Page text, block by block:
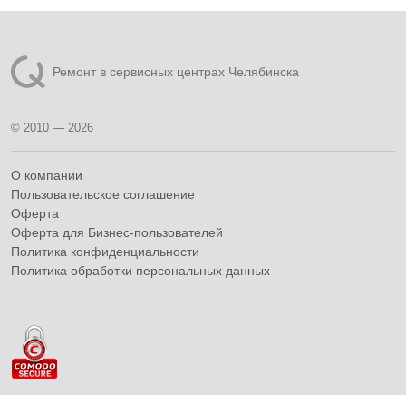
Ремонт в сервисных центрах Челябинска
© 2010 — 2026
О компании
Пользовательское соглашение
Оферта
Оферта для Бизнес-пользователей
Политика конфиденциальности
Политика обработки персональных данных